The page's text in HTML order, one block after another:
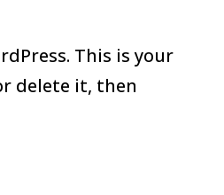
This is your
delete it, then